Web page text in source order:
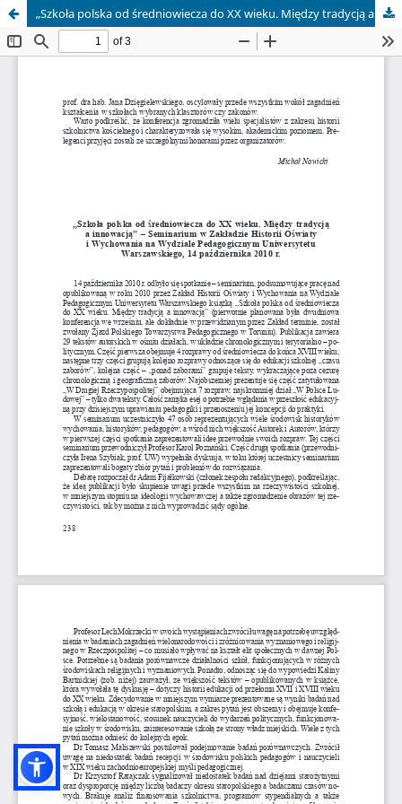
„Szkoła polska od średniowiecza do XX wieku. Między tradycją a innowacją” – Seminarium w Zakładzie Historii Oświaty i Wychowania na Wydziale Pedagogicznym Uniwersytetu Warszawskiego, 14 października 2010 r.